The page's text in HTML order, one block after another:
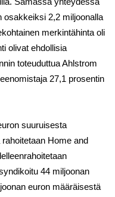
osakkeiksi 2,2 miljoonalla
merkintähinta oli
olivat ehdollisia
toteuduttua Ahlstrom
27,1 prosentin
suuruisesta
Home and
44 miljoonan
euron määräisestä